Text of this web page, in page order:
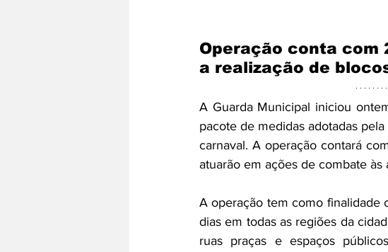
Operação conta
a realização de
A Guarda Municipal iniciou
pacote de medidas adotadas
carnaval. A operação contará
atuarão em ações de combate às
A operação tem como finalidade
dias em todas as regiões da
ruas praças e espaços